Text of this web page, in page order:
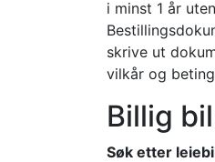
i minst 1 år
skrive ut
vilkår og
Billig
Søk etter